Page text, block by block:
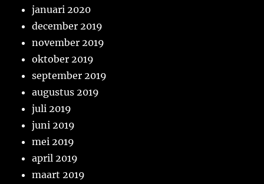
januari 2020
december 2019
november 2019
oktober 2019
september 2019
augustus 2019
juli 2019
juni 2019
mei 2019
april 2019
maart 2019